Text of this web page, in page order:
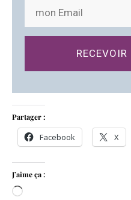
Partager :
Facebook X
J’aime ça :
Chargement…